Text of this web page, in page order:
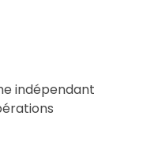
indépendant